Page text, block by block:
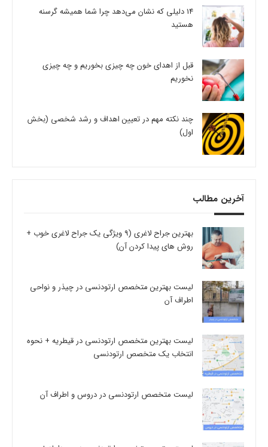
14 دلیلی که نشان می‌دهد چرا شما همیشه گرسنه
هستید
قبل از اهدای خون چه چیزی بخوریم و چه چیزی
نخوریم
چند نکته مهم در تعیین اهداف و رشد شخصی (بخش
اول)
آخرین مطالب
بهترین جراح لاغری (9 ویژگی یک جراح لاغری خوب +
روش های پیدا کردن آن)
لیست بهترین متخصص ارتودنسی در چیذر و نواحی
اطراف آن
لیست بهترین متخصص ارتودنسی در قیطریه + نحوه
انتخاب یک متخصص ارتودنسی
لیست متخصص ارتودنسی در دروس و اطراف آن